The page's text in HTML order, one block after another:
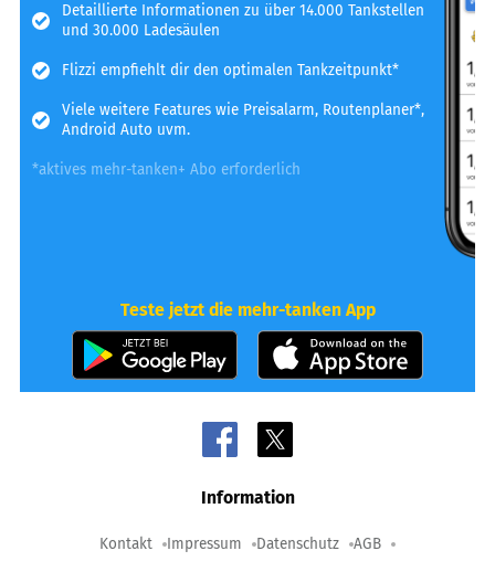
Detaillierte Informationen zu über 14.000 Tankstellen
und 30.000 Ladesäulen
Flizzi empfiehlt dir den optimalen Tankzeitpunkt*
Viele weitere Features wie Preisalarm, Routenplaner*,
Android Auto uvm.
*aktives mehr-tanken+ Abo erforderlich
Teste jetzt die mehr-tanken App
Information
Kontakt Impressum Datenschutz AGB